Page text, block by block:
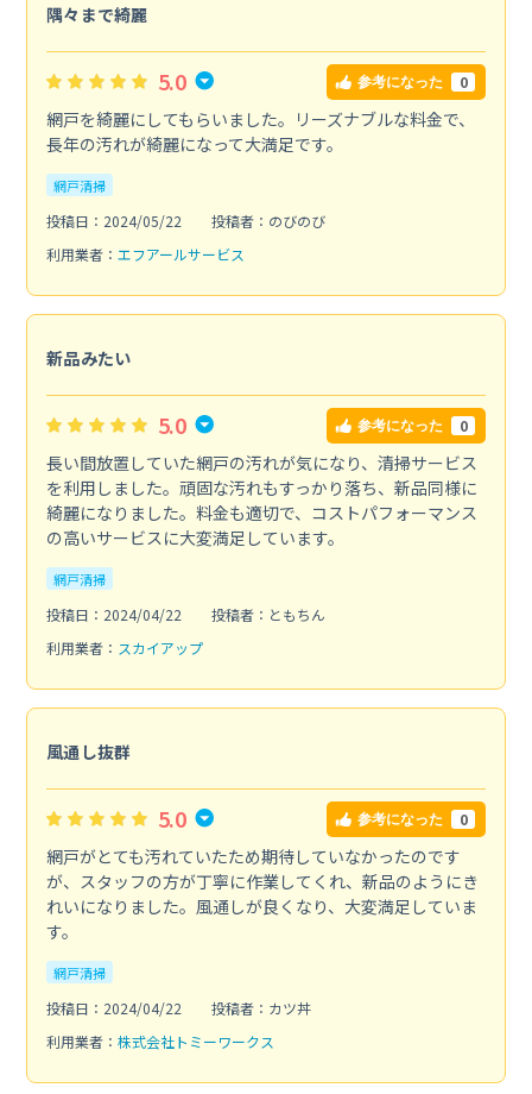
隅々まで綺麗
5.0 参考になった 0
網戸を綺麗にしてもらいました。リーズナブルな料金で、
長年の汚れが綺麗になって大満足です。
網戸清掃
投稿日：2024/05/22
投稿者：のびのび
利用業者： エフアールサービス
新品みたい
5.0 参考になった 0
長い間放置していた網戸の汚れが気になり、清掃サービス
を利用しました。頑固な汚れもすっかり落ち、新品同様に
綺麗になりました。料金も適切で、コストパフォーマンス
の高いサービスに大変満足しています。
網戸清掃
投稿日：2024/04/22
投稿者：ともちん
利用業者： スカイアップ
風通し抜群
5.0 参考になった 0
網戸がとても汚れていたため期待していなかったのです
が、スタッフの方が丁寧に作業してくれ、新品のようにき
れいになりました。風通しが良くなり、大変満足していま
す。
網戸清掃
投稿日：2024/04/22
投稿者：カツ丼
利用業者： 株式会社トミーワークス